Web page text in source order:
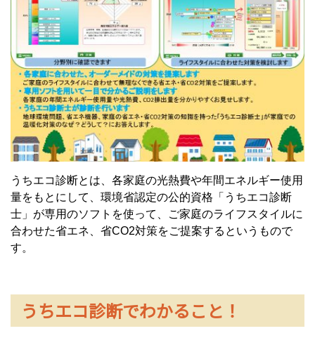
うちエコ診断とは、各家庭の光熱費や年間エネルギー使用
量をもとにして、環境省認定の公的資格「うちエコ診断
士」が専用のソフトを使って、ご家庭のライフスタイルに
合わせた省エネ、省CO2対策をご提案するというもので
す。
うちエコ診断でわかること！